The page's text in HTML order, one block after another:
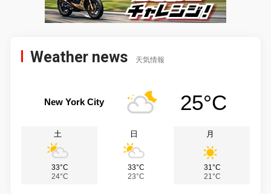
Weather news 天気情報
New York City 25°C
土
33°C
24°C
日
33°C
23°C
月
31°C
21°C